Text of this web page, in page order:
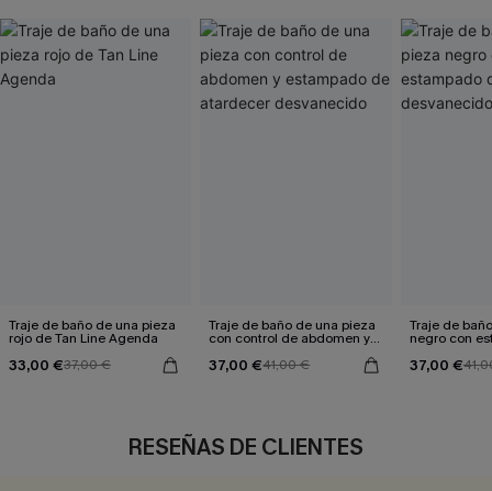
Traje de baño de una pieza
rojo de Tan Line Agenda
33,00 €37,00 €
Traje de baño de una pieza
con control de abdomen y
desvanecido
37,00 €41,00 €
Traje de
negro con
37,00 €
RESEÑAS DE CLIENTES